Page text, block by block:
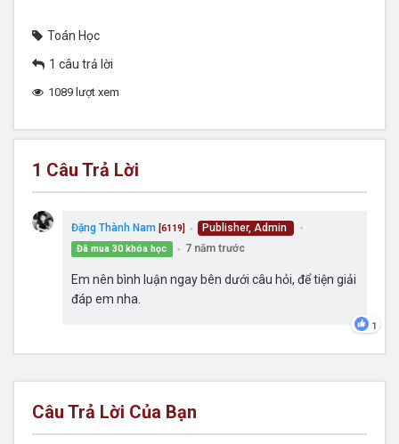
Toán Học
1 câu trả lời
1089 lượt xem
1 Câu Trả Lời
Đặng Thành Nam [6119] ● Publisher, Admin ●
Đã mua 30 khóa học ● 7 năm trước
Em nên bình luận ngay bên dưới câu hỏi, để tiện giải
đáp em nha.
1
Câu Trả Lời Của Bạn